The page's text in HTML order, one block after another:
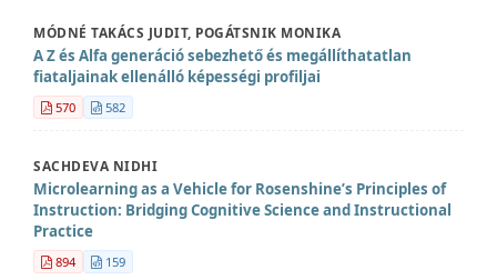
MÓDNÉ TAKÁCS JUDIT, POGÁTSNIK MONIKA
A Z és Alfa generáció sebezhető és megállíthatatlan
fiataljainak ellenálló képességi profiljai
570 582
SACHDEVA NIDHI
Microlearning as a Vehicle for Rosenshine’s Principles of
Instruction: Bridging Cognitive Science and Instructional
Practice
894 159